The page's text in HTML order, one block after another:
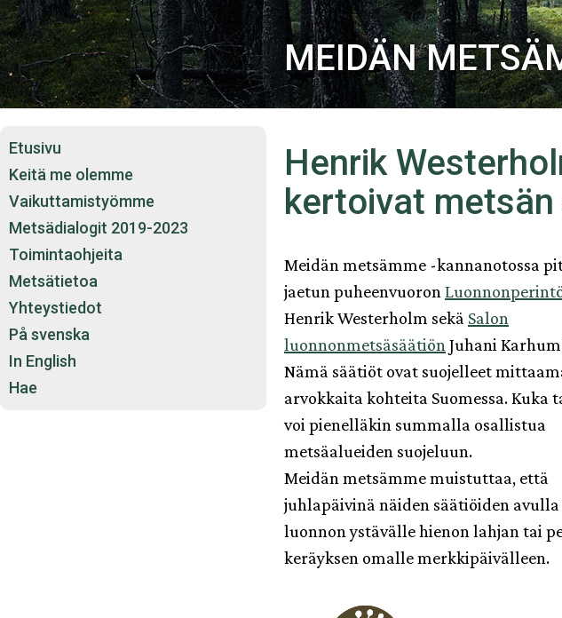
Siirry
sisältöön
MEIDÄN
Etusivu
Keitä me olemme
Vaikuttamistyömme
Metsädialogit 2019-2023
Toimintaohjeita
Metsätietoa
Yhteystiedot
På svenska
In English
Hae
Henrik
kertoivat
Meidän metsämme -kannanotossa
jaetun puheenvuoron
Henrik Westerholm sekä Salon
luonnonmetsäsäätiön Juhani
Nämä säätiöt ovat suojelleet
arvokkaita kohteita Suomessa. Kuka
voi pienelläkin summalla osallistua
metsäalueiden suojeluun.
Meidän metsämme muistuttaa, että
juhlapäivinä näiden säätiöiden avulla
luonnon ystävälle hienon lahjan tai
keräyksen omalle merkkipäivälleen.